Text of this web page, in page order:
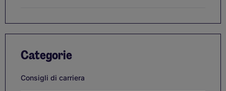
Categorie
Consigli di carriera